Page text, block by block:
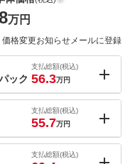
万円
価格変更お知らせメールに登録
ック
支払総額(税込)
56.3万円
支払総額(税込)
55.7万円
支払総額(税込)